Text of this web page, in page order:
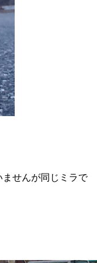
せんが同じミラで